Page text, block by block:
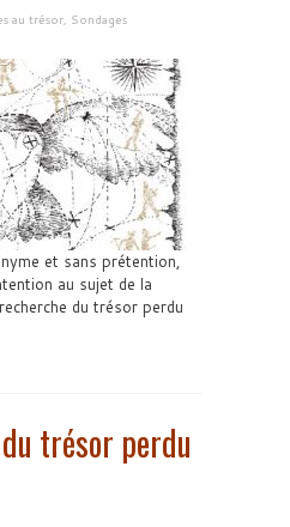
au trésor, Sondages
et sans prétention,
au sujet de la
du trésor perdu
trésor perdu